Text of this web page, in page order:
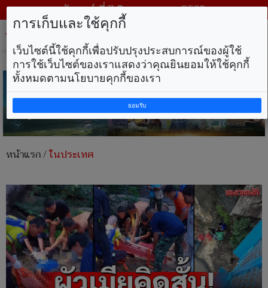
วันศุกร์ ที่ 7 สิงหาคม พ.ศ. 2569
หน้าแรก/ในประเทศ
การเก็บและใช้คุกกี้
เว็บไซต์นี้ใช้คุกกี้เพื่อปรับปรุงประสบการณ์ของผู้ใช้
การใช้เว็บไซต์ของเราแสดงว่าคุณยินยอมให้ใช้คุกกี้
ทั้งหมดตามนโยบายคุกกี้ของเรา
ยอมรับ